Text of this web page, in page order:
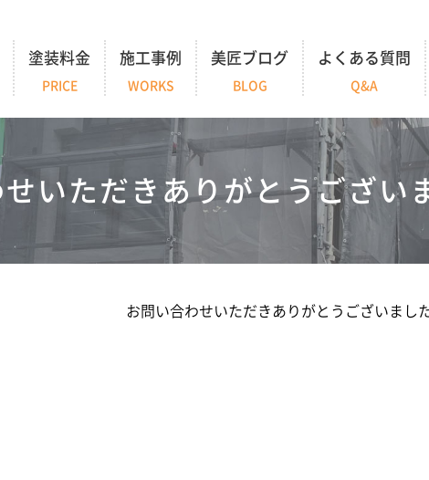
塗装料金
PRICE
施工事例
WORKS
美匠ブログ
BLOG
よくある質問
Q&A
いただきありがとうござい
お問い合わせいただきありがとうございました